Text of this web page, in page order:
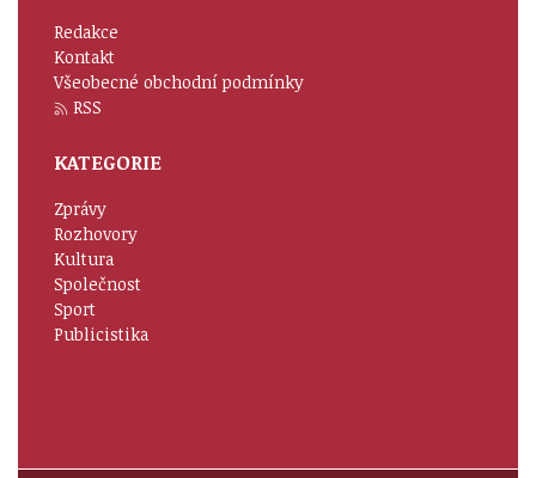
Redakce
Kontakt
Všeobecné obchodní podmínky
RSS
KATEGORIE
Zprávy
Rozhovory
Kultura
Společnost
Sport
Publicistika